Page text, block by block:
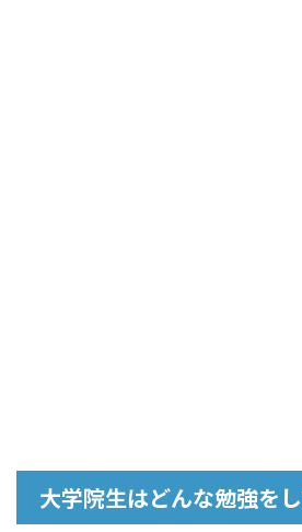
大学院生はどんな勉強を